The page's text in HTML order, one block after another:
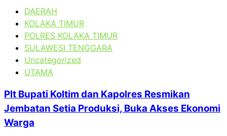
DAERAH
KOLAKA TIMUR
POLRES KOLAKA TIMUR
SULAWESI TENGGARA
Uncategorized
UTAMA
Plt Bupati Koltim dan Kapolres Resmikan
Jembatan Setia Produksi, Buka Akses Ekonomi
Warga